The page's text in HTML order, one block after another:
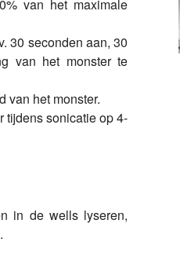
van het maximale
30 seconden aan, 30
van het monster te
van het monster.
tijdens sonicatie op 4-
in de wells lyseren,